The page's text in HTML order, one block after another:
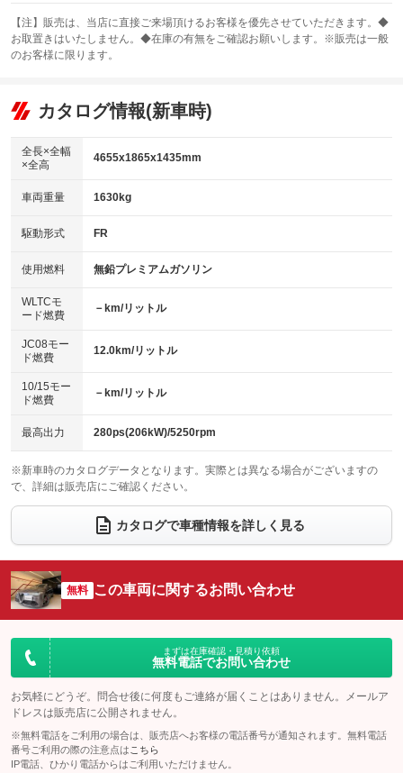
：装備なし
サンルーフ
：装備なし ABS
リフトアップ
：装備なし
：装備なし
パワーウィンドウ
アイドリングストップ
：装備あり
USB入力端子
：装備あり
100V電源
：装備なし
センターデフロック
：装備なし
電動格納ミラー
：装備あり
カーナビ：メモリーナビ他
：装備あり
TV：フルセグ
：装備あり
ビジュアル
：装備なし
：装備なし
革シート
キーレス
HID(キセノンライト)
：装備あり
バックカメラ
：装備あり
エアロ
：装備なし
：装備なし
パワーシート
ベンチシート
：装備なし
チップアップシート
：装備なし
：装備なし ：装備あり
ウォークスルー
：装備なし
電動リアゲート フロントカメラ
：装備なし
：装備なし ：装備なし
サイドカメラ
：装備なし ルーフレール
：装備なし
：装備なし
：装備なし
【注】販売は、当店に直接ご来場頂けるお客様を優先させていただきます。◆
お取置きはいたしません。◆在庫の有無をご確認お願いします。※販売は一般
のお客様に限ります。
カタログ情報(新車時)
全長×全幅
×全高
4655x1865x1435mm
車両重量 1630kg
駆動形式 FR
使用燃料 無鉛プレミアムガソリン
WLTCモ
ード燃費
－km/リットル
JC08モー
ド燃費
12.0km/リットル
10/15モー
ド燃費
－km/リットル
最高出力 280ps(206kW)/5250rpm
※新車時のカタログデータとなります。実際とは異なる場合がございますの
で、詳細は販売店にご確認ください。
カタログで車種情報を詳しく見る
無料 この車両に関するお問い合わせ
まずは在庫確認・見積り依頼
無料電話でお問い合わせ
お気軽にどうぞ。問合せ後に何度もご連絡が届くことはありません。メールア
ドレスは販売店に公開されません。
※無料電話をご利用の場合は、販売店へお客様の電話番号が通知されます。無料電話
番号ご利用の際の注意点は こちら
IP電話、ひかり電話からはご利用いただけません。